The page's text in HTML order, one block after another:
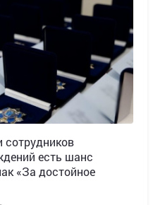
сотрудников
есть шанс
«За достойное